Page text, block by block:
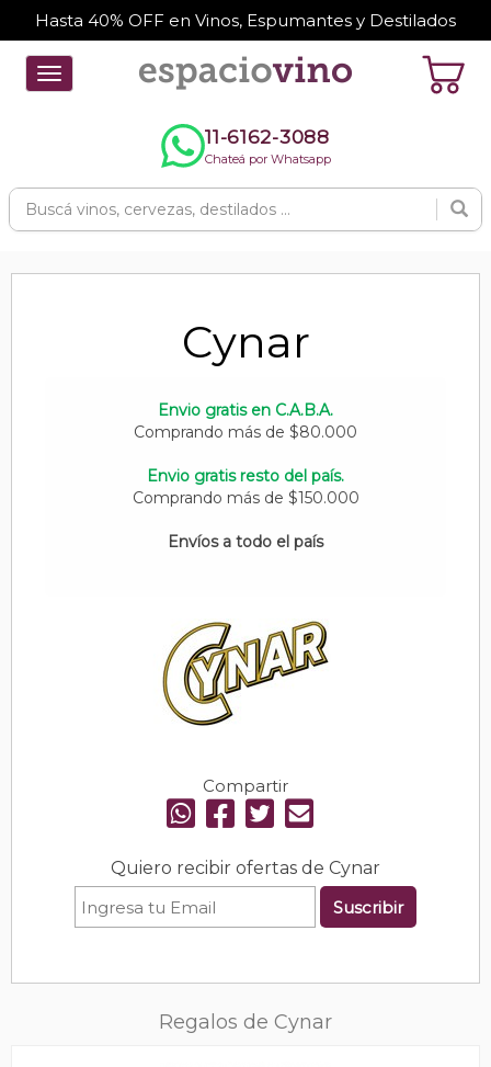
Hasta 40% OFF en Vinos, Espumantes y Destilados
Toggle
navigation
11-6162-3088
Chateá por Whatsapp
Cynar
Envio gratis en C.A.B.A.
Comprando más de $80.000
Envio gratis resto del país.
Comprando más de $150.000
Envíos a todo el país
Compartir
Quiero recibir ofertas de Cynar
Suscribir
Regalos de Cynar